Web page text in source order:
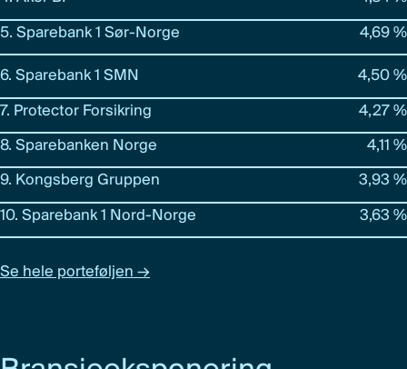
5. Sparebank 1 Sør-Norge 4,69 %
6. Sparebank 1 SMN 4,50 %
7. Protector Forsikring 4,27 %
8. Sparebanken Norge 4,11 %
9. Kongsberg Gruppen 3,93 %
10. Sparebank 1 Nord-Norge 3,63 %
Se hele porteføljen →